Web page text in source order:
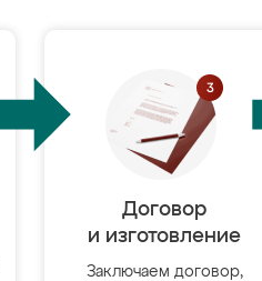
Договор
и изготовление
Заключаем договор,